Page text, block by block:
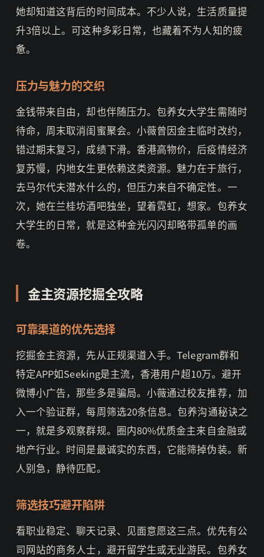
她却知道这背后的时间成本。不少人说，生活质量提
升3倍以上。可这种多彩日常，也藏着不为人知的疲
惫。
压力与魅力的交织
金钱带来自由，却也伴随压力。包养女大学生需随时
待命，周末取消闺蜜聚会。小薇曾因金主临时改约，
错过期末复习，成绩下滑。香港高物价，后疫情经济
复苏慢，内地女生更依赖这类资源。魅力在于旅行，
去马尔代夫潜水什么的，但压力来自不确定性。一
次，她在兰桂坊酒吧独坐，望着霓虹，想家。包养女
大学生的日常，就是这种金光闪闪却略带孤单的画
卷。
金主资源挖掘全攻略
可靠渠道的优先选择
挖掘金主资源，先从正规渠道入手。Telegram群和
特定APP如Seeking是主流，香港用户超10万。避开
微博小广告，那些多是骗局。小薇通过校友推荐，加
入一个验证群，每周筛选20条信息。包养沟通秘诀之
一，就是多观察群规。圈内80%优质金主来自金融或
地产行业。时间是最诚实的东西，它能筛掉伪装。新
人别急，静待匹配。
筛选技巧避开陷阱
看职业稳定、聊天记录、见面意愿这三点。优先有公
司网站的商务人士，避开留学生或无业游民。包养女